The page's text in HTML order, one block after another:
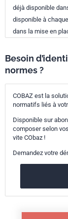
déjà disponible
disponible à
dans la mise en
Besoin
normes ?
COBAZ est la
normatifs liés à
Disponible sur
composer selon
vite CObaz !
Demandez votre